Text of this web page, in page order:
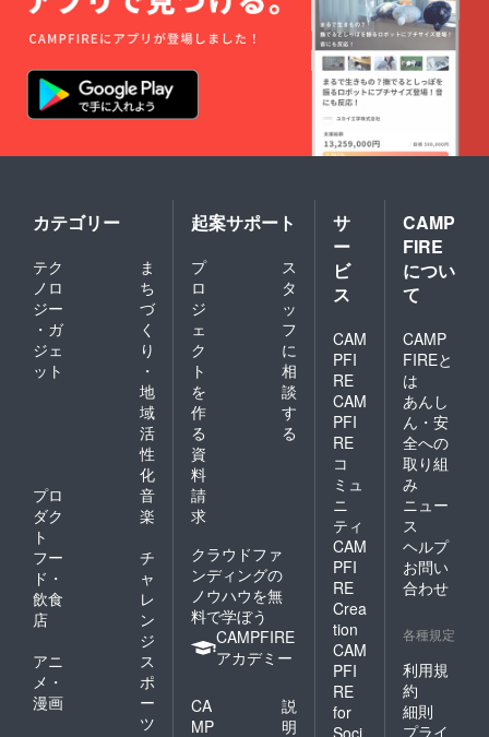
カテゴリー
テク
ノロ
ジー
・ガ
ジェ
ット
ま
ち
づ
く
り
・
地
域
活
性
化
プロ
ダク
ト
音
楽
フー
ド・
飲食
店
チ
ャ
レ
ン
ジ
アニ
メ・
漫画
ス
ポ
ー
ツ
起案サポート
プ
ロ
ジ
ェ
ク
ト
を
作
る
ス
タ
ッ
フ
に
相
談
す
る
資
料
請
求
クラウドファ
ンディングの
ノウハウを無
料で学ぼう
CAMPFIRE
アカデミー
CA
MP
説
明
サ
ー
ビ
ス
CAM
PFI
RE
CAM
PFI
RE
コ
ミュ
ニ
ティ
CAM
PFI
RE
Crea
tion
CAM
PFI
RE
for
Soci
CAMP
FIRE
につい
て
CAMP
FIREと
は
あんし
ん・安
全への
取り組
み
ニュー
ス
ヘルプ
お問い
合わせ
各種規定
利用規
約
細則
プライ